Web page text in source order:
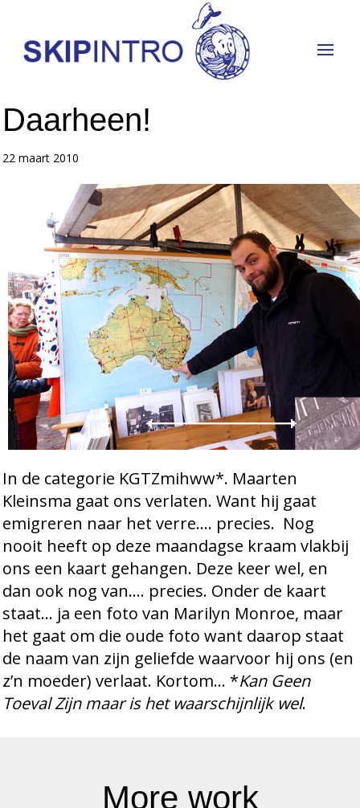
Daarheen!
22 maart 2010
In de categorie KGTZmihww*. Maarten
Kleinsma gaat ons verlaten. Want hij gaat
emigreren naar het verre…. precies. Nog
nooit heeft op deze maandagse kraam vlakbij
ons een kaart gehangen. Deze keer wel, en
dan ook nog van…. precies. Onder de kaart
staat… ja een foto van Marilyn Monroe, maar
het gaat om die oude foto want daarop staat
de naam van zijn geliefde waarvoor hij ons (en
z’n moeder) verlaat. Kortom… *Kan Geen
Toeval Zijn maar is het waarschijnlijk wel.
More work